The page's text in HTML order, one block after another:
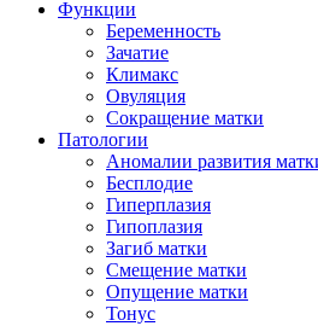
Функции
Беременность
Зачатие
Климакс
Овуляция
Сокращение матки
Патологии
Аномалии развития
Бесплодие
Гиперплазия
Гипоплазия
Загиб матки
Смещение матки
Опущение матки
Тонус